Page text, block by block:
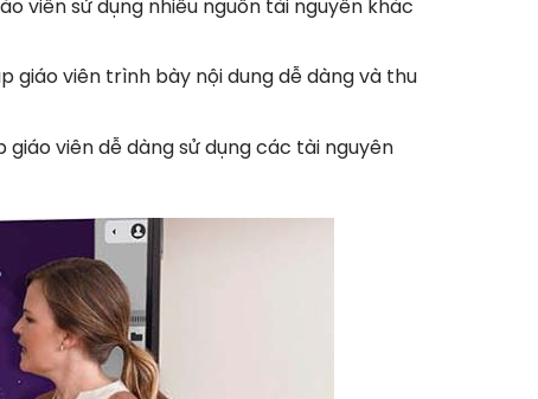
viên sử dụng nhiều nguồn tài nguyên khác
giáo viên trình bày nội dung dễ dàng và thu
viên dễ dàng sử dụng các tài nguyên